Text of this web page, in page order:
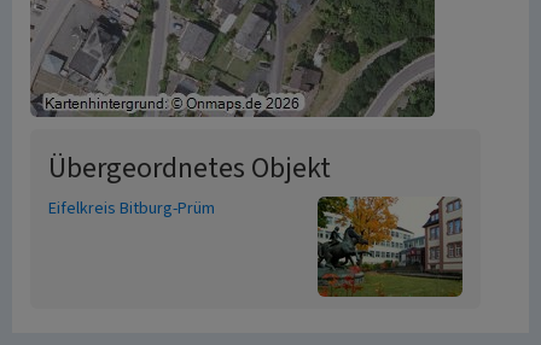
Übergeordnetes Objekt
Eifelkreis Bitburg-Prüm